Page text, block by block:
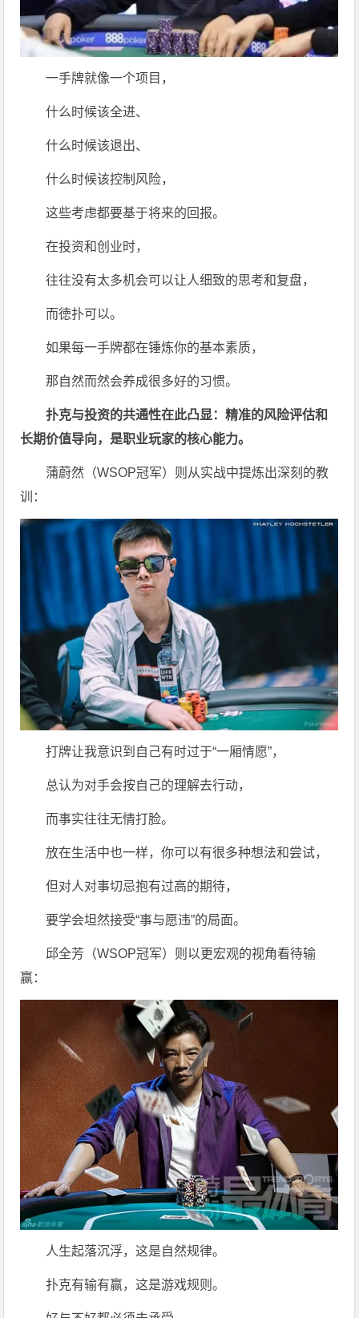
一手牌就像一个项目，
什么时候该全进、
什么时候该退出、
什么时候该控制风险，
这些考虑都要基于将来的回报。
在投资和创业时，
往往没有太多机会可以让人细致的思考和复盘，
而徳扑可以。
如果每一手牌都在锤炼你的基本素质，
那自然而然会养成很多好的习惯。
扑克与投资的共通性在此凸显：精准的风险评估和
长期价值导向，是职业玩家的核心能力。
蒲蔚然（WSOP冠军）则从实战中提炼出深刻的教
训：
打牌让我意识到自己有时过于“一厢情愿”，
总认为对手会按自己的理解去行动，
而事实往往无情打脸。
放在生活中也一样，你可以有很多种想法和尝试，
但对人对事切忌抱有过高的期待，
要学会坦然接受“事与愿违”的局面。
邱全芳（WSOP冠军）则以更宏观的视角看待输
赢：
人生起落沉浮，这是自然规律。
扑克有输有赢，这是游戏规则。